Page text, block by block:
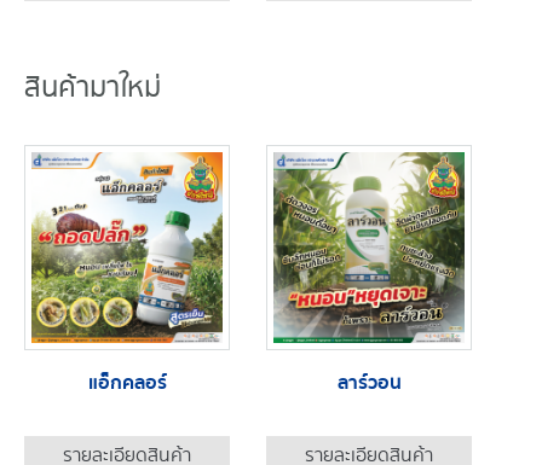
สินค้ามาใหม่
แอ็กคลอร์
รายละเอียดสินค้า
ลาร์วอน
รายละเอียดสินค้า